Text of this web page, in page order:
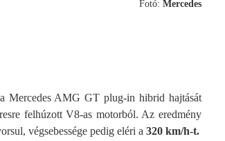
Fotó: Mercedes
Mercedes AMG GT plug-in hibrid hajtását
felhúzott V8-as motorból. Az eredmény
végsebessége pedig eléri a 320 km/h-t.